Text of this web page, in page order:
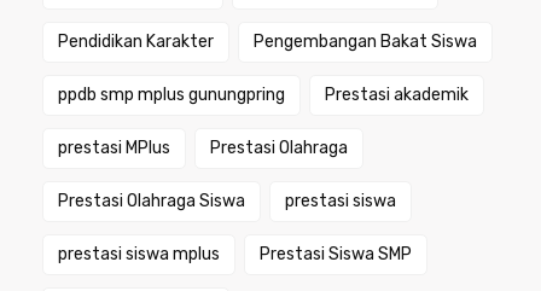
Pendidikan Karakter Pengembangan Bakat Siswa
ppdb smp mplus gunungpring Prestasi akademik
prestasi MPlus Prestasi Olahraga
Prestasi Olahraga Siswa prestasi siswa
prestasi siswa mplus Prestasi Siswa SMP